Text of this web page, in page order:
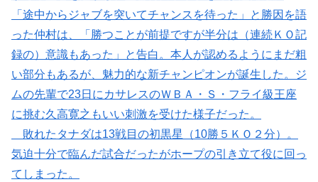
「途中からジャブを突いてチャンスを待った」と勝因を語
った仲村は、「勝つことが前提ですが半分は（連続ＫＯ記
録の）意識もあった」と告白。本人が認めるようにまだ粗
い部分もあるが、魅力的な新チャンピオンが誕生した。ジ
ムの先輩で23日にカサレスのＷＢＡ・Ｓ・フライ級王座
に挑む久高寛之もいい刺激を受けた様子だった。
敗れたタナダは13戦目の初黒星（10勝５ＫＯ２分）。
気迫十分で臨んだ試合だったがホープの引き立て役に回っ
てしまった。